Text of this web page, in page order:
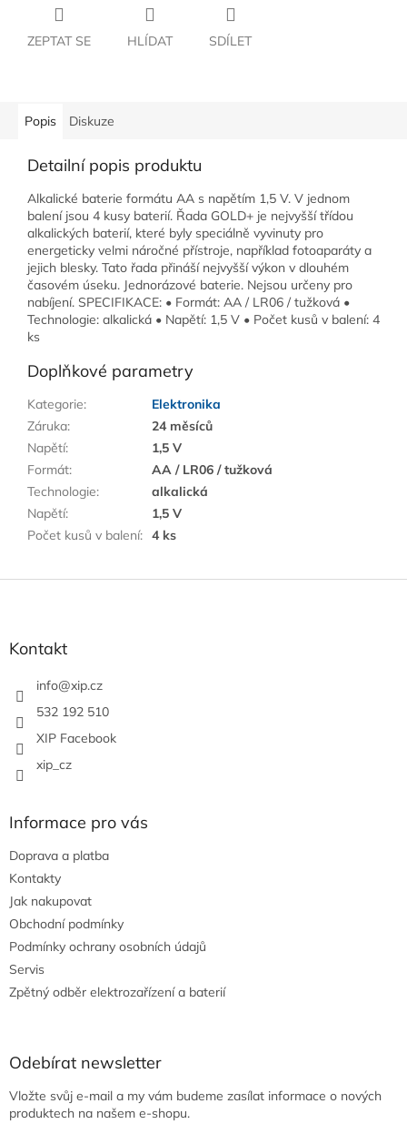
ZEPTAT SE HLÍDAT SDÍLET
Popis Diskuze
Detailní popis produktu
Alkalické baterie formátu AA s napětím 1,5 V. V jednom
balení jsou 4 kusy baterií. Řada GOLD+ je nejvyšší třídou
alkalických baterií, které byly speciálně vyvinuty pro
energeticky velmi náročné přístroje, například fotoaparáty a
jejich blesky. Tato řada přináší nejvyšší výkon v dlouhém
časovém úseku. Jednorázové baterie. Nejsou určeny pro
nabíjení. SPECIFIKACE: • Formát: AA / LR06 / tužková •
Technologie: alkalická • Napětí: 1,5 V • Počet kusů v balení: 4
ks
Doplňkové parametry
Kategorie:
Elektronika
Záruka:
24 měsíců
Napětí:
1,5 V
Formát:
AA / LR06 / tužková
Technologie:
alkalická
Napětí:
1,5 V
Počet kusů v balení: 4 ks
Kontakt
info@xip.cz
532 192 510
XIP Facebook
xip_cz
Informace pro vás
Doprava a platba
Kontakty
Jak nakupovat
Obchodní podmínky
Podmínky ochrany osobních údajů
Servis
Zpětný odběr elektrozařízení a baterií
Odebírat newsletter
Vložte svůj e-mail a my vám budeme zasílat informace o nových
produktech na našem e-shopu.